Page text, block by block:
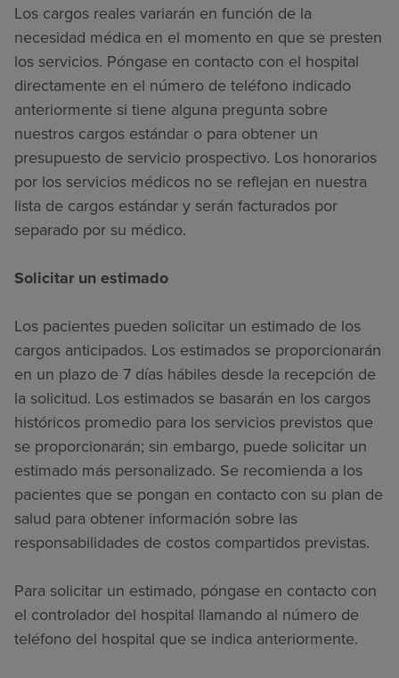
Los cargos reales variarán en función de la
necesidad médica en el momento en que se presten
los servicios. Póngase en contacto con el hospital
directamente en el número de teléfono indicado
anteriormente si tiene alguna pregunta sobre
nuestros cargos estándar o para obtener un
presupuesto de servicio prospectivo. Los honorarios
por los servicios médicos no se reflejan en nuestra
lista de cargos estándar y serán facturados por
separado por su médico.
Solicitar un estimado
Los pacientes pueden solicitar un estimado de los
cargos anticipados. Los estimados se proporcionarán
en un plazo de 7 días hábiles desde la recepción de
la solicitud. Los estimados se basarán en los cargos
históricos promedio para los servicios previstos que
se proporcionarán; sin embargo, puede solicitar un
estimado más personalizado. Se recomienda a los
pacientes que se pongan en contacto con su plan de
salud para obtener información sobre las
responsabilidades de costos compartidos previstas.
Para solicitar un estimado, póngase en contacto con
el controlador del hospital llamando al número de
teléfono del hospital que se indica anteriormente.